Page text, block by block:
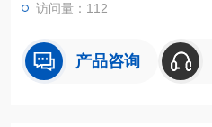
访问量：112
产品咨询